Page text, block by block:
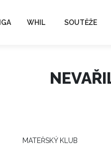
WHIL SOUTĚŽE
MATEŘSKÝ KLUB